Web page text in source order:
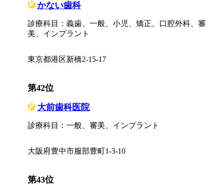
かない歯科
診療科目：義歯、一般、小児、矯正、口腔外科、審
美、インプラント
東京都港区新橋2-15-17
第42位
大前歯科医院
診療科目：一般、審美、インプラント
大阪府豊中市服部豊町1-3-10
第43位